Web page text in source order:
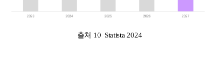
출처 10 Statista 2024